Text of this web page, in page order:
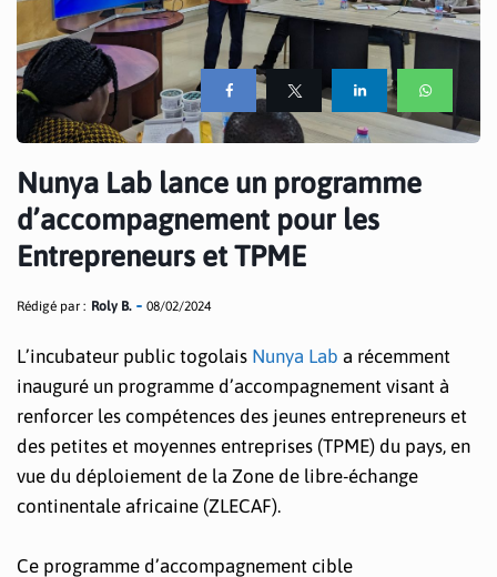
Nunya Lab lance un programme
d’accompagnement pour les
Entrepreneurs et TPME
Rédigé par : Roly B. 08/02/2024
L’incubateur public togolais Nunya Lab a récemment
inauguré un programme d’accompagnement visant à
renforcer les compétences des jeunes entrepreneurs et
des petites et moyennes entreprises (TPME) du pays, en
vue du déploiement de la Zone de libre-échange
continentale africaine (ZLECAF).
Ce programme d’accompagnement cible